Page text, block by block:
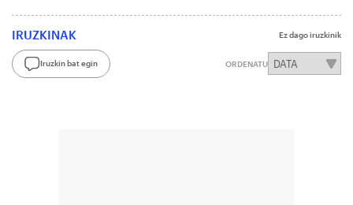
IRUZKINAK Ez dago iruzkinik
Iruzkin bat egin ORDENATU